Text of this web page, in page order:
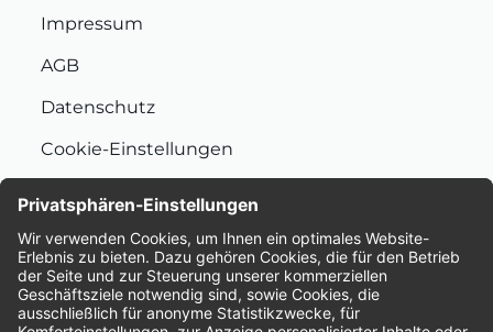
Impressum
AGB
Datenschutz
Cookie-Einstellungen
Bewertungen